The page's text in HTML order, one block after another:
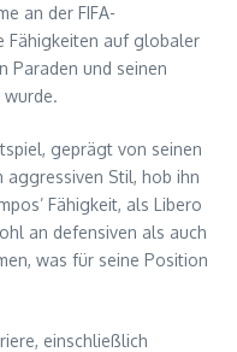
an der FIFA-
Fähigkeiten auf globaler
Paraden und seinen
geprägt von seinen
Stil, hob ihn
Fähigkeit, als Libero
an defensiven als auch
was für seine Position
einschließlich